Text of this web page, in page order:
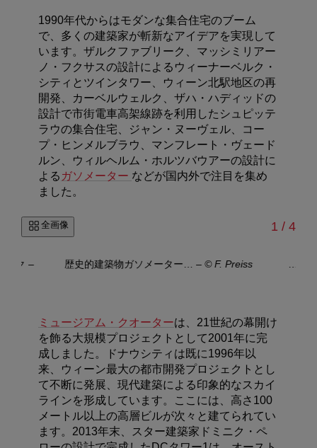
1990年代からはモダンな集合住宅のブーム
で、多くの建築家が斬新なアイデアを実現して
います。ザルクファブリーク、マッシミリアー
ノ・フクサスの設計によるウィーナーベルク・
シティとツインタワー、ウィーン北駅地区の再
開発、カーベルウェルク、ザハ・ハディッドの
設計で市街電車高架線跡を利用したシュピッテ
ラウの集合住宅、ジャン・ヌーヴェル、コー
プ・ヒンメルブラウ、マンフレート・ヴェード
ルン、ウィルヘルム・ホルツバウアーの設計に
よる ガソメーター などが国内外で注目を集め
ました。
全画像 1 // 4
ーク –
歴史的建築物ガソメーター… – © F. Preiss
ミュージアム・クオーターは、21世紀の幕開け
を飾る大規模プロジェクトとして2001年に完
成しました。ドナウシティは既に1996年以
来、ウィーン最大の都市開発プロジェクトとし
て不断に発展、現代建築による印象的なスカイ
ラインを形成しています。ここには、高さ100
メートル以上の高層ビルが次々と建てられてい
ます。2013年末、スター建築家ドミニク・ペ